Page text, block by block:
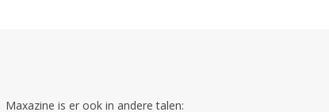
Maxazine is er ook in andere talen: